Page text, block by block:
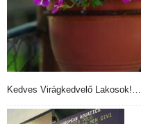
Kedves Virágkedvelő Lakosok!…